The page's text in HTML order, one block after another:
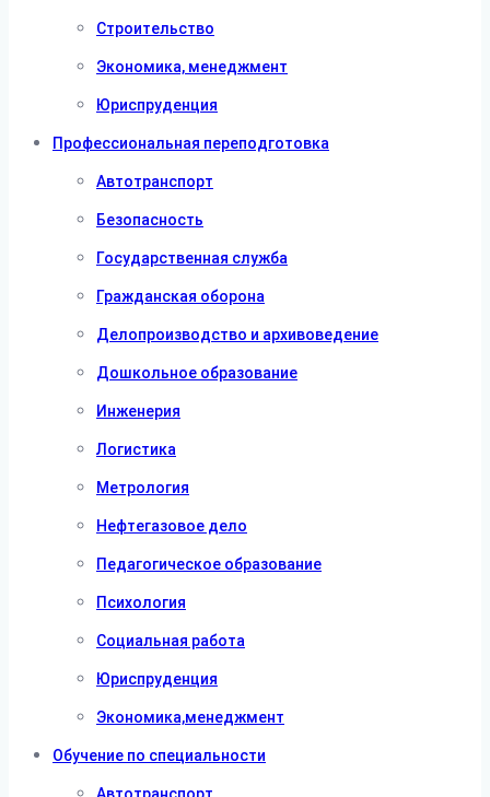
Строительство
Экономика, менеджмент
Юриспруденция
Профессиональная переподготовка
Автотранспорт
Безопасность
Государственная служба
Гражданская оборона
Делопроизводство и архивоведение
Дошкольное образование
Инженерия
Логистика
Метрология
Нефтегазовое дело
Педагогическое образование
Психология
Социальная работа
Юриспруденция
Экономика,менеджмент
Обучение по специальности